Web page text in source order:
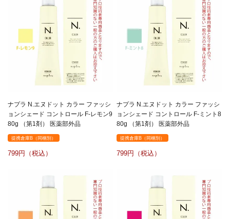
ナプラ N.エヌドット カラー ファッシ
ョンシェード コントロール F-レモン9
80g （第1剤） 医薬部外品
提携倉庫B（同梱別）
799
ナプラ N.エヌドット カラー ファッシ
ョンシェード コントロール F-ミント8
80g （第1剤） 医薬部外品
提携倉庫B（同梱別）
799